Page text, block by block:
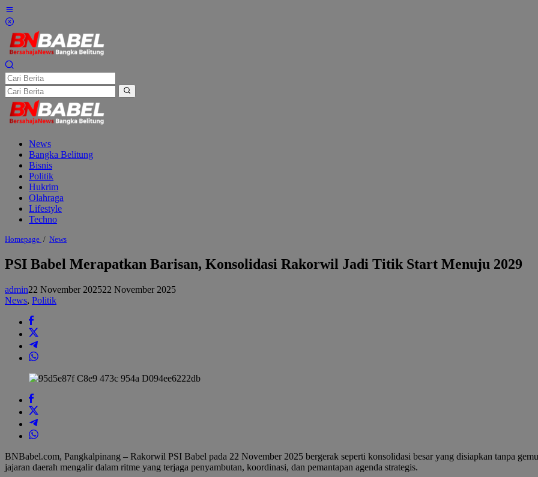
Lewati
ke
konten
News
Bangka Belitung
Bisnis
Politik
Hukrim
Olahraga
Lifestyle
Techno
Homepage / NewsPSI
Merapatkan
Barisan,
Rakorwil
PSI Babel Merapatkan Barisan, Konsolidasi Rakorwil Jadi Titik Start Menuju 2029
admin22 November 202522 November 2025
News, Politik
BNBabel.com, Pangkalpinang – Rakorwil PSI Babel pada 22 November 2025 bergerak seperti konsolidasi besar yang disiapkan tanpa
jajaran daerah mengalir dalam ritme yang terjaga penyambutan, koordinasi, dan pemantapan agenda strategis.